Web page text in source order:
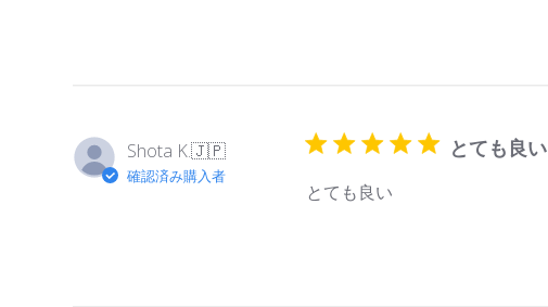
Shota K.🇯🇵
確認済み購入者
とても良い
とても良い